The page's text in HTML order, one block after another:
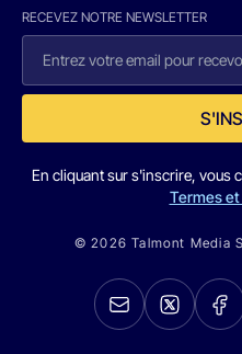
RECEVEZ NOTRE NEWSLETTER
En cliquant sur s'inscrire, vous
Termes
© 2026 Talmont Media